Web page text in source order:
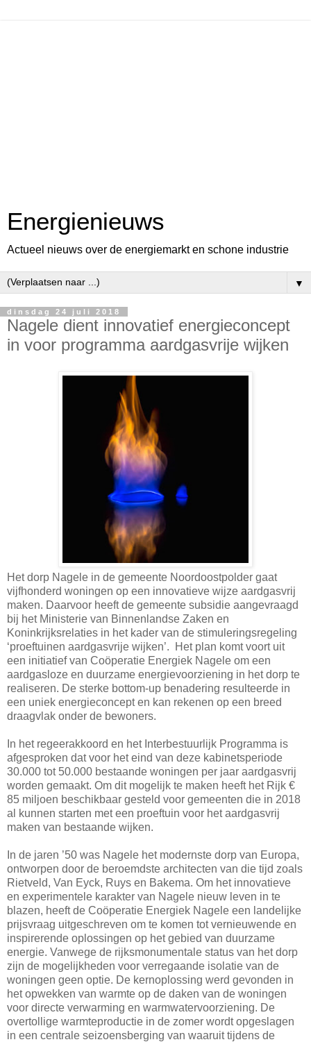
Energienieuws
Actueel nieuws over de energiemarkt en schone industrie
▼
dinsdag 24 juli 2018
Nagele dient innovatief energieconcept
in voor programma aardgasvrije wijken
Het dorp Nagele in de gemeente Noordoostpolder gaat
vijfhonderd woningen op een innovatieve wijze aardgasvrij
maken. Daarvoor heeft de gemeente subsidie aangevraagd
bij het Ministerie van Binnenlandse Zaken en
Koninkrijksrelaties in het kader van de stimuleringsregeling
‘proeftuinen aardgasvrije wijken’. Het plan komt voort uit
een initiatief van Coöperatie Energiek Nagele om een
aardgasloze en duurzame energievoorziening in het dorp te
realiseren. De sterke bottom-up benadering resulteerde in
een uniek energieconcept en kan rekenen op een breed
draagvlak onder de bewoners.
In het regeerakkoord en het Interbestuurlijk Programma is
afgesproken dat voor het eind van deze kabinetsperiode
30.000 tot 50.000 bestaande woningen per jaar aardgasvrij
worden gemaakt. Om dit mogelijk te maken heeft het Rijk €
85 miljoen beschikbaar gesteld voor gemeenten die in 2018
al kunnen starten met een proeftuin voor het aardgasvrij
maken van bestaande wijken.
In de jaren ’50 was Nagele het modernste dorp van Europa,
ontworpen door de beroemdste architecten van die tijd zoals
Rietveld, Van Eyck, Ruys en Bakema. Om het innovatieve
en experimentele karakter van Nagele nieuw leven in te
blazen, heeft de Coöperatie Energiek Nagele een landelijke
prijsvraag uitgeschreven om te komen tot vernieuwende en
inspirerende oplossingen op het gebied van duurzame
energie. Vanwege de rijksmonumentale status van het dorp
zijn de mogelijkheden voor verregaande isolatie van de
woningen geen optie. De kernoplossing werd gevonden in
het opwekken van warmte op de daken van de woningen
voor directe verwarming en warmwatervoorziening. De
overtollige warmteproductie in de zomer wordt opgeslagen
in een centrale seizoensberging van waaruit tijdens de